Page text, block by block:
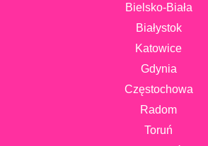
Bielsko-Biała
Białystok
Katowice
Gdynia
Częstochowa
Radom
Toruń